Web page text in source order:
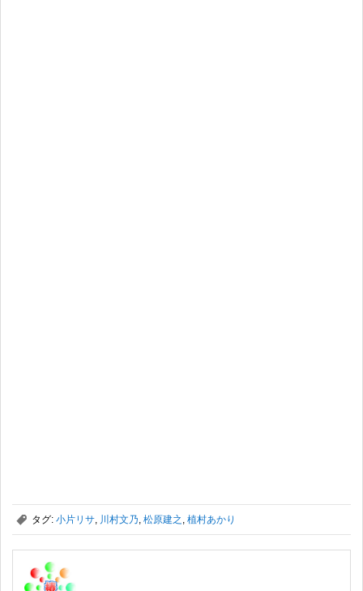
, タグ: 小片リサ, 川村文乃, 松原建之 , 植村あかり